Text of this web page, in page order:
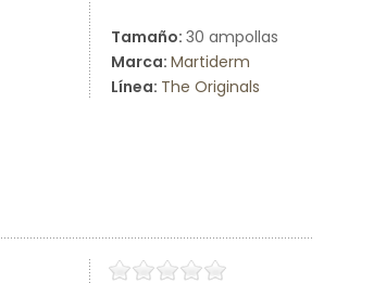
Tamaño: 30 ampollas
Marca: Martiderm
Línea: The Originals